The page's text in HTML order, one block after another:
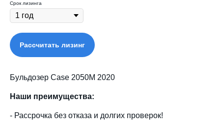
Срок лизинга
Рассчитать лизинг
Бульдозер Case 2050М 2020
Наши преимущества:
- Рассрочка без отказа и долгих проверок!